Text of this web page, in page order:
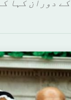
دوران کہا